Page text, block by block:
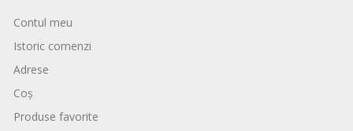
Contul meu
Istoric comenzi
Adrese
Coș
Produse favorite